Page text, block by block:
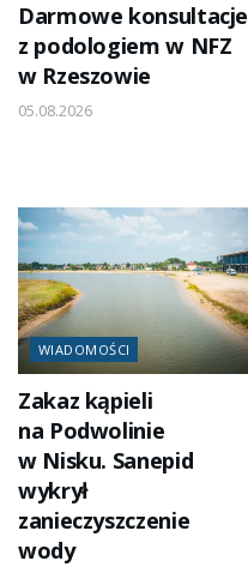
Darmowe konsultacje
z podologiem w NFZ
w Rzeszowie
05.08.2026
WIADOMOŚCI
Zakaz kąpieli
na Podwolinie
w Nisku. Sanepid
wykrył
zanieczyszczenie
wody